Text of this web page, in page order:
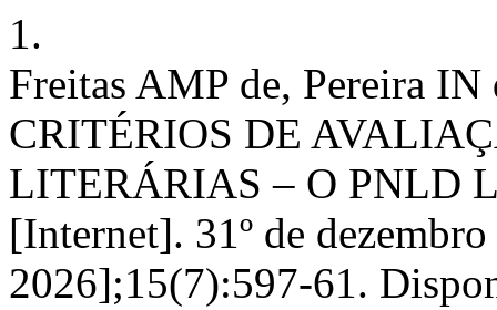
1.
Freitas AMP de, Pereira
CRITÉRIOS DE
LITERÁRIAS – O PNLD
[Internet]. 31º de
2026];15(7):597-61.